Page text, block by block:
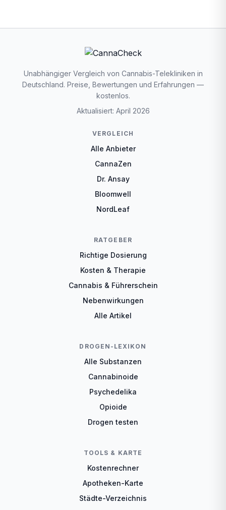
Unabhängiger Vergleich von Cannabis-Telekliniken in
Deutschland. Preise, Bewertungen und Erfahrungen —
kostenlos.
Aktualisiert: April 2026
VERGLEICH
Alle Anbieter
CannaZen
Dr. Ansay
Bloomwell
NordLeaf
RATGEBER
Richtige Dosierung
Kosten & Therapie
Cannabis & Führerschein
Nebenwirkungen
Alle Artikel
DROGEN-LEXIKON
Alle Substanzen
Cannabinoide
Psychedelika
Opioide
Drogen testen
TOOLS & KARTE
Kostenrechner
Apotheken-Karte
Städte-Verzeichnis